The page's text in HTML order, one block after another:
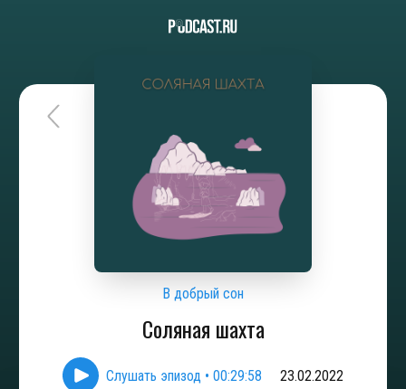
В добрый сон
Соляная шахта
Слушать эпизод • 00:29:58 23.02.2022